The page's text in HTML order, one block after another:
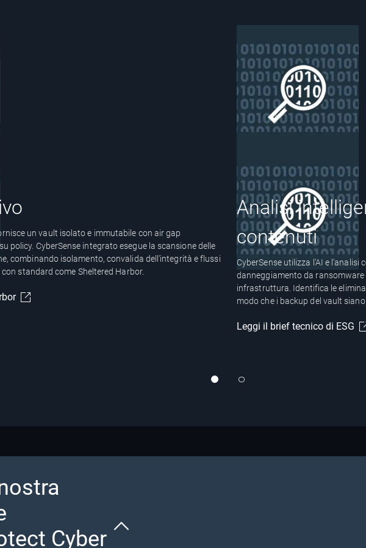
un vault isolato e immutabile con air gap
policy. CyberSense integrato esegue la scansione delle
combinando isolamento, convalida dell'integrità e flussi
standard come Sheltered Harbor.
Analisi
contenuti
CyberSense utilizza l'AI e l'analisi
danneggiamento da ransomware
infrastruttura. Identifica le
modo che i backup del vault
Leggi il brief tecnico di ESG
Cyber